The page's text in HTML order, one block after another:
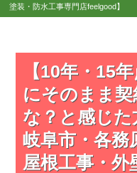
塗装・防水工事専門店feelgood】
【10年・15
にそのまま
な？と感じ
岐阜市・各務
屋根工事・外